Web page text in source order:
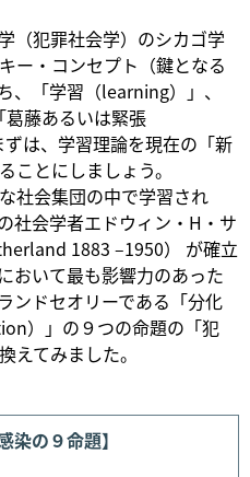
（犯罪社会学）のシカゴ学
ー・コンセプト（鍵となる
、「学習（learning）」、
葛藤あるいは緊張
は、学習理論を現在の「新
ことにしましょう。
社会集団の中で学習され
社会学者エドウィン・H・サ
1883 –1950） が確立
おいて最も影響力のあった
ンドセオリーである「分化
）」の９つの命題の「犯
えてみました。
染の９命題】